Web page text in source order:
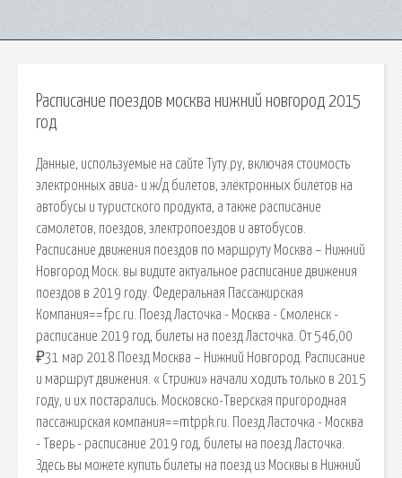
Расписание поездов москва нижний новгород 2015
год
Данные, используемые на сайте Туту.ру, включая стоимость
электронных авиа- и ж/д билетов, электронных билетов на
автобусы и туристского продукта, а также расписание
самолетов, поездов, электропоездов и автобусов.
Расписание движения поездов по маршруту Москва – Нижний
Новгород Моск. вы видите актуальное расписание движения
поездов в 2019 году. Федеральная Пассажирская
Компания==fpc.ru. Поезд Ласточка - Москва - Смоленск -
расписание 2019 год, билеты на поезд Ласточка. От 546,00
₽31 мар 2018 Поезд Москва – Нижний Новгород. Расписание
и маршрут движения. « Стрижи» начали ходить только в 2015
году, и их постарались. Московско-Тверская пригородная
пассажирская компания==mtppk.ru. Поезд Ласточка - Москва
- Тверь - расписание 2019 год, билеты на поезд Ласточка.
Здесь вы можете купить билеты на поезд из Москвы в Нижний